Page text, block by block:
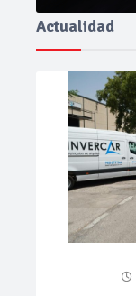
Actualidad